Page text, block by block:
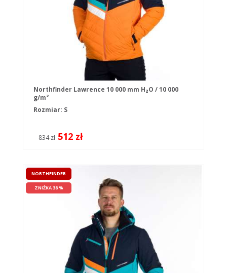
Northfinder Lawrence 10 000 mm H₂O / 10 000
g/m²
Rozmiar: S
834 zł 512 zł
NORTHFINDER
ZNIŻKA 38 %